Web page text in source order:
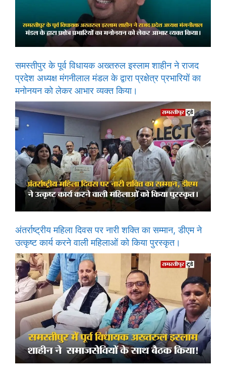
समस्तीपुर के पूर्व विधायक अख्तरुल इस्लाम शाहीन ने राजद
प्रदेश अध्यक्ष मंगनीलाल मंडल के द्वारा प्रक्षेत्र प्रभारियों का
मनोनयन को लेकर आभार व्यक्त किया।
अंतर्राष्ट्रीय महिला दिवस पर नारी शक्ति का सम्मान, डीएम ने
उत्कृष्ट कार्य करने वाली महिलाओं को किया पुरस्कृत।